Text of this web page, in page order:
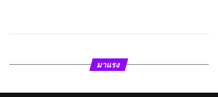
มาแรง